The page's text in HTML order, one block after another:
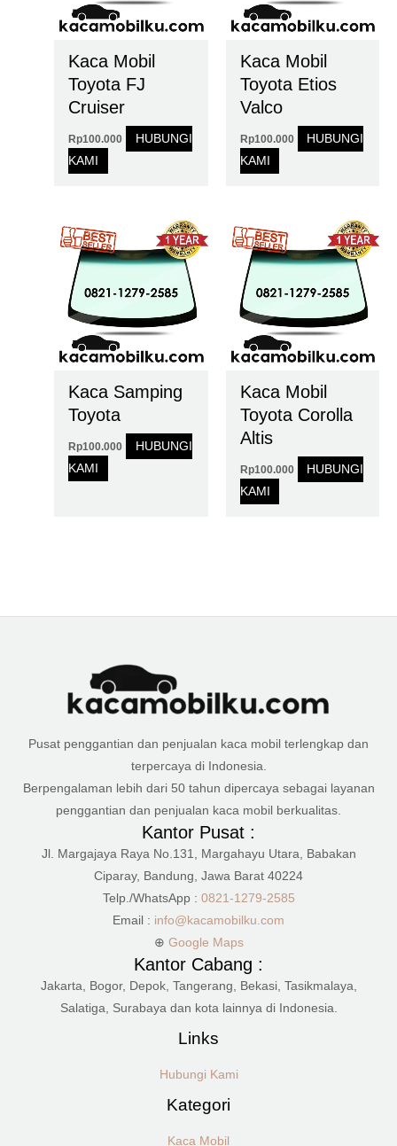
Kaca Mobil
Toyota FJ
Cruiser
Rp100.000
HUBUNGI
KAMI
Kaca Mobil
Toyota Etios
Valco
Rp100.000
HUBUNGI
KAMI
Kaca Samping
Toyota
Rp100.000
HUBUNGI
KAMI
Kaca Mobil
Toyota Corolla
Altis
Rp100.000
HUBUNGI
KAMI
Pusat penggantian dan penjualan kaca mobil terlengkap dan
terpercaya di Indonesia.
Berpengalaman lebih dari 50 tahun dipercaya sebagai layanan
penggantian dan penjualan kaca mobil berkualitas.
Kantor Pusat :
Jl. Margajaya Raya No.131, Margahayu Utara, Babakan
Ciparay, Bandung, Jawa Barat 40224
Telp./WhatsApp : 0821-1279-2585
Email : info@kacamobilku.com
⊕ Google Maps
Kantor Cabang :
Jakarta, Bogor, Depok, Tangerang, Bekasi, Tasikmalaya,
Salatiga, Surabaya dan kota lainnya di Indonesia.
Links
Hubungi Kami
Kategori
Kaca Mobil